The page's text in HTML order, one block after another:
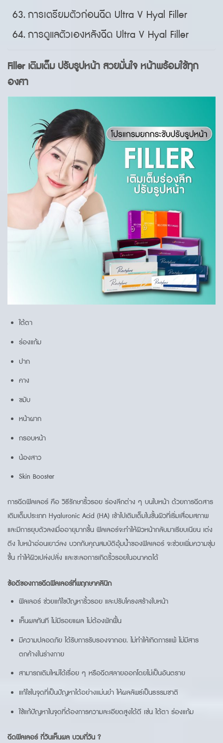
การเตรียมตัวก่อนฉีด Ultra V Hyal Filler
การดูแลตัวเองหลังฉีด Ultra V Hyal Filler
Filler เติมเต็ม ปรับรูปหน้า สวยมั่นใจ หน้าพร้อมใช้ทุก
องศา
ใต้ตา
ร่องแก้ม
ปาก
คาง
ขมับ
หน้าผาก
กรอบหน้า
น้องสาว
Skin Booster
การฉีดฟิลเลอร์ คือ วิธีรักษาริ้วรอย ร่องลึกต่าง ๆ บนใบหน้า ด้วยการฉีดสาร
เติมเต็มประเภท Hyaluronic Acid (HA) เข้าไปเติมเต็มในชั้นผิวที่เริ่มเสื่อมสภาพ
และมีการยุบตัวลงเมื่ออายุมากขึ้น ฟิลเลอร์จะทำให้ผิวหน้ากลับมาเรียบเนียน เต่ง
ตึง ใบหน้าอ่อนเยาว์ลง บวกกับคุณสมบัติอุ้มน้ำของฟิลเลอร์ จะช่วยเพิ่มความชุ่ม
ชื้น ทำให้ผิวเปล่งปลั่ง และชะลอการเกิดริ้วรอยในอนาคตได้
ข้อดีของการฉีดฟิลเลอร์ที่พฤกษาคลินิก
ฟิลเลอร์ ช่วยแก้ไขปัญหาริ้วรอย และปรับโครงสร้างใบหน้า
เห็นผลทันที ไม่มีรอยแผล ไม่ต้องพักฟื้น
มีความปลอดภัย ได้รับการรับรองจากอย. ไม่ทำให้เกิดการแพ้ ไม่มีสาร
ตกค้างในร่างกาย
สามารถเติมใหม่ได้เรื่อย ๆ หรือฉีดสลายออกโดยไม่เป็นอันตราย
แก้ไขในจุดที่เป็นปัญหาได้อย่างแม่นยำ ให้ผลลัพธ์เป็นธรรมชาติ
ใช้แก้ปัญหาในจุดที่ต้องการความละเอียดสูงได้ดี เช่น ใต้ตา ร่องแก้ม
ฉีดฟิลเลอร์ กี่วันเห็นผล บวมกี่วัน ?